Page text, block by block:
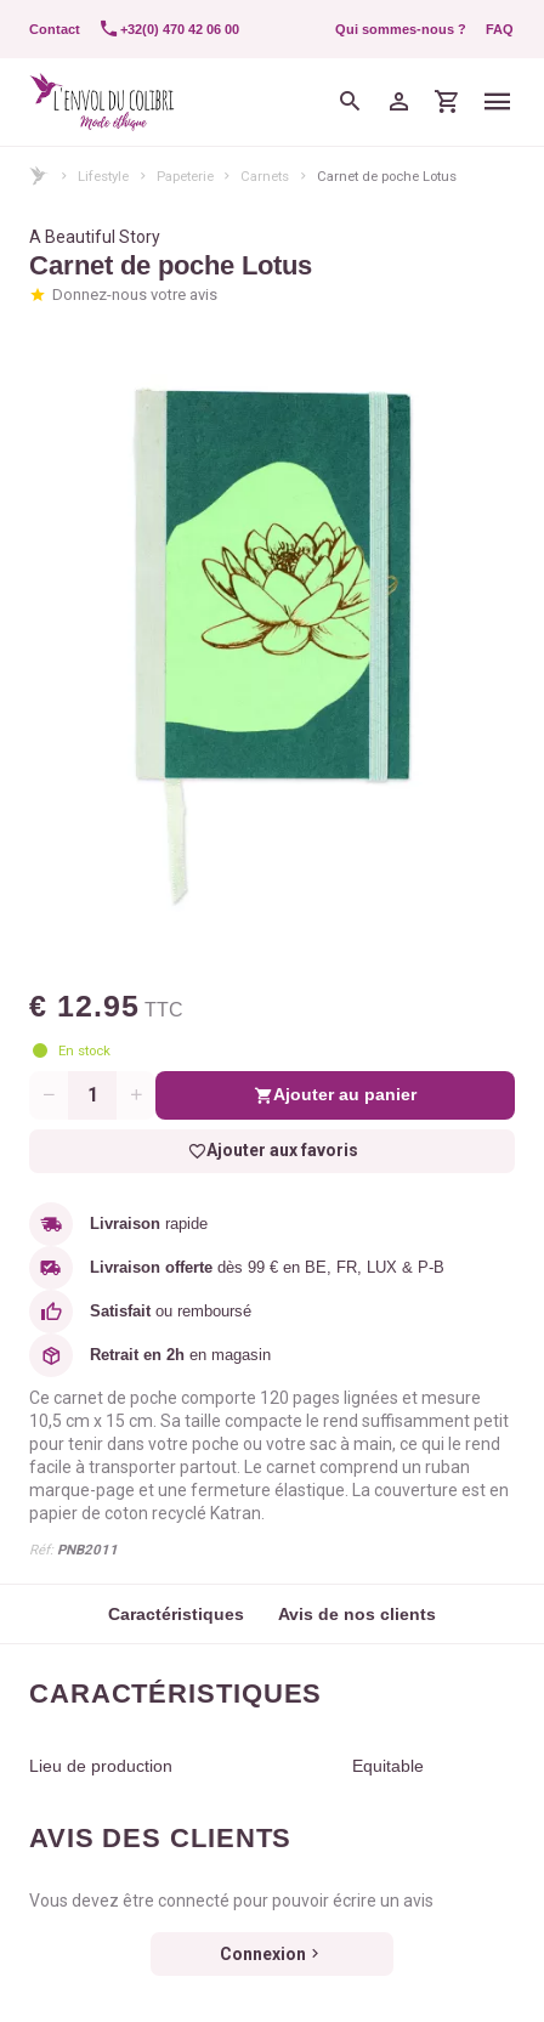
Contact +32(0) 470 42 06 00 Qui sommes-nous ? FAQ
Lifestyle Papeterie Carnets Carnet de poche Lotus
A Beautiful Story
Carnet de poche Lotus
Donnez-nous votre avis
€ 12.95 TTC
En stock
Quantité Ajouter au panier
Ajouter aux favoris
Livraison rapide
Livraison offerte dès 99 € en BE, FR, LUX & P-B
Satisfait ou remboursé
Retrait en 2h en magasin
Ce carnet de poche comporte 120 pages lignées et mesure
10,5 cm x 15 cm. Sa taille compacte le rend suffisamment petit
pour tenir dans votre poche ou votre sac à main, ce qui le rend
facile à transporter partout. Le carnet comprend un ruban
marque-page et une fermeture élastique. La couverture est en
papier de coton recyclé Katran.
Réf: PNB2011
Caractéristiques Avis de nos clients
CARACTÉRISTIQUES
Lieu de production Equitable
AVIS DES CLIENTS
Vous devez être connecté pour pouvoir écrire un avis
Connexion